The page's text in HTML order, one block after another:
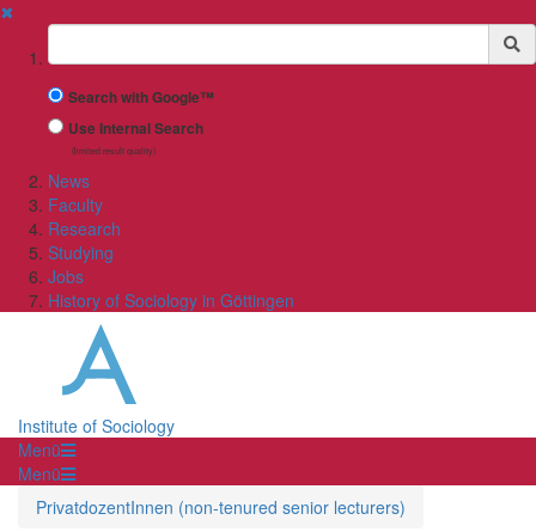
✖
Suchbegriff
Search with Google™
Use Internal Search
(limited result quality)
News
Faculty
Research
Studying
Jobs
History of Sociology in Göttingen
Institute of Sociology
Menü
Menü
PrivatdozentInnen (non-tenured senior lecturers)